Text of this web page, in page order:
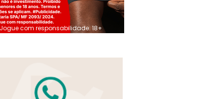
Jogue com responsabilidade. 18+